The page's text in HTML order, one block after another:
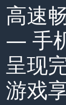
高速
— 手
呈现
游戏